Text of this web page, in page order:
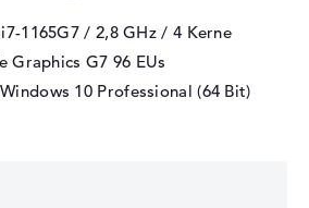
1165G7 / 2,8 GHz / 4 Kerne
Graphics G7 96 EUs
10 Professional (64 Bit)